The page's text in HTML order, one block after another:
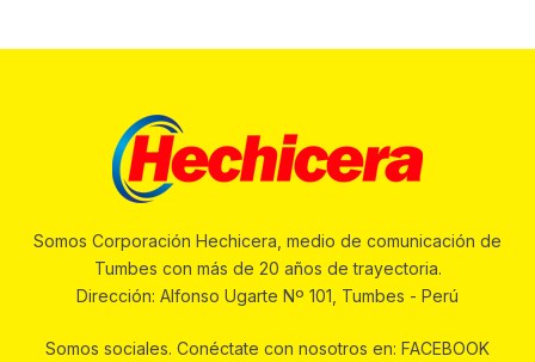
Somos Corporación Hechicera, medio de comunicación de
Tumbes con más de 20 años de trayectoria.
Dirección: Alfonso Ugarte Nº 101, Tumbes - Perú
Somos sociales. Conéctate con nosotros en: FACEBOOK